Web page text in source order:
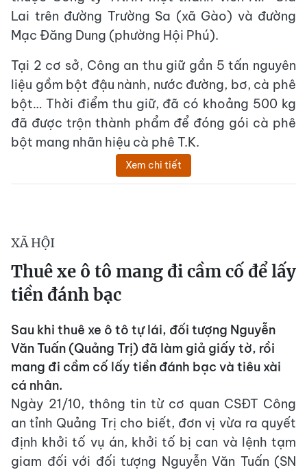
Lai trên đường Trường Sa (xã Gào) và đường
Mạc Đăng Dung (phường Hội Phú).
Tại 2 cơ sở, Công an thu giữ gần 5 tấn nguyên
liệu gồm bột đậu nành, nước đường, bơ, cà phê
bột… Thời điểm thu giữ, đã có khoảng 500 kg
đã được trộn thành phẩm để đóng gói cà phê
bột mang nhãn hiệu cà phê T.K.
Xem chi tiết
XÃ HỘI
Thuê xe ô tô mang đi cầm cố để lấy
tiền đánh bạc
Sau khi thuê xe ô tô tự lái, đối tượng Nguyễn
Văn Tuấn (Quảng Trị) đã làm giả giấy tờ, rồi
mang đi cầm cố lấy tiền đánh bạc và tiêu xài
cá nhân.
Ngày 21/10, thông tin từ cơ quan CSĐT Công
an tỉnh Quảng Trị cho biết, đơn vị vừa ra quyết
định khởi tố vụ án, khởi tố bị can và lệnh tạm
giam đối với đối tượng Nguyễn Văn Tuấn (SN